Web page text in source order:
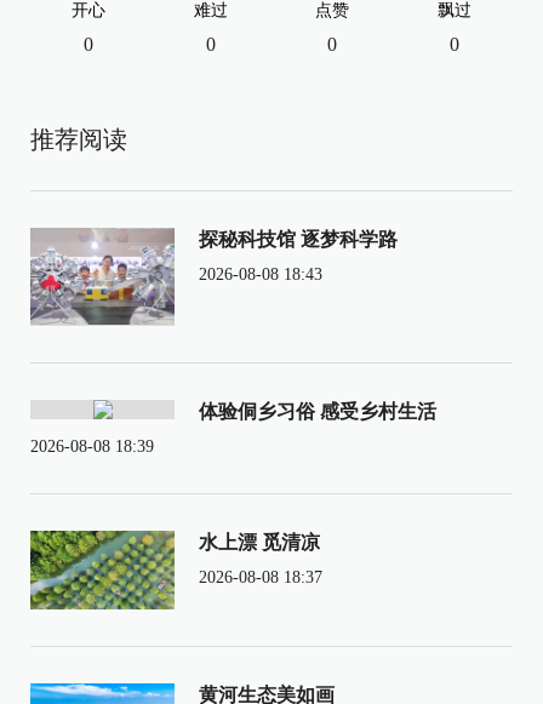
开心
0
难过
0
点赞
0
飘过
0
推荐阅读
探秘科技馆 逐梦科学路
2026-08-08 18:43
体验侗乡习俗 感受乡村生活
2026-08-08 18:39
水上漂 觅清凉
2026-08-08 18:37
黄河生态美如画